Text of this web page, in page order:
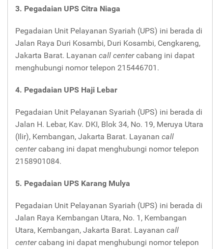
3. Pegadaian UPS Citra Niaga
Pegadaian Unit Pelayanan Syariah (UPS) ini berada di
Jalan Raya Duri Kosambi, Duri Kosambi, Cengkareng,
Jakarta Barat. Layanan call center cabang ini dapat
menghubungi nomor telepon 215446701.
4. Pegadaian UPS Haji Lebar
Pegadaian Unit Pelayanan Syariah (UPS) ini berada di
Jalan H. Lebar, Kav. DKI, Blok 34, No. 19, Meruya Utara
(Ilir), Kembangan, Jakarta Barat. Layanan call
center cabang ini dapat menghubungi nomor telepon
2158901084.
5. Pegadaian UPS Karang Mulya
Pegadaian Unit Pelayanan Syariah (UPS) ini berada di
Jalan Raya Kembangan Utara, No. 1, Kembangan
Utara, Kembangan, Jakarta Barat. Layanan call
center cabang ini dapat menghubungi nomor telepon